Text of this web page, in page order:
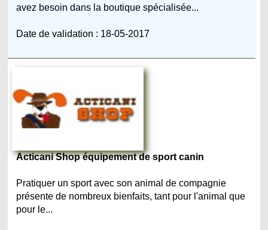
avez besoin dans la boutique spécialisée...
Date de validation : 18-05-2017
Acticani Shop équipement de sport canin
Pratiquer un sport avec son animal de compagnie
présente de nombreux bienfaits, tant pour l'animal que
pour le...